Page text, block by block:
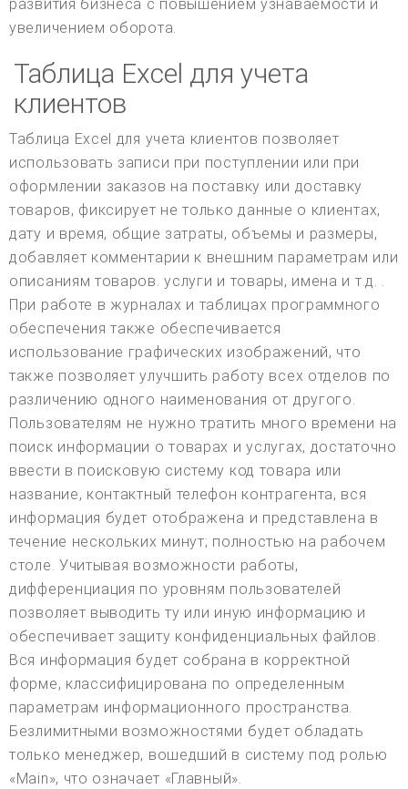
развития бизнеса с повышением узнаваемости и
увеличением оборота.
Таблица Excel для учета
клиентов
Таблица Excel для учета клиентов позволяет
использовать записи при поступлении или при
оформлении заказов на поставку или доставку
товаров, фиксирует не только данные о клиентах,
дату и время, общие затраты, объемы и размеры,
добавляет комментарии к внешним параметрам или
описаниям товаров. услуги и товары, имена и т.д. .
При работе в журналах и таблицах программного
обеспечения также обеспечивается
использование графических изображений, что
также позволяет улучшить работу всех отделов по
различению одного наименования от другого.
Пользователям не нужно тратить много времени на
поиск информации о товарах и услугах, достаточно
ввести в поисковую систему код товара или
название, контактный телефон контрагента, вся
информация будет отображена и представлена в
течение нескольких минут; полностью на рабочем
столе. Учитывая возможности работы,
дифференциация по уровням пользователей
позволяет выводить ту или иную информацию и
обеспечивает защиту конфиденциальных файлов.
Вся информация будет собрана в корректной
форме, классифицирована по определенным
параметрам информационного пространства.
Безлимитными возможностями будет обладать
только менеджер, вошедший в систему под ролью
«Main», что означает «Главный».